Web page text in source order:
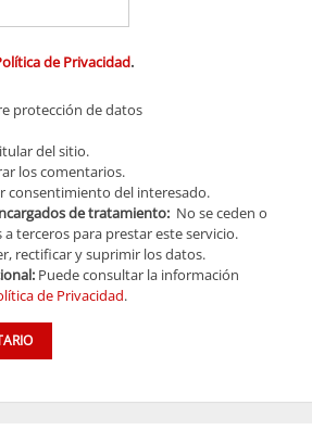
de Privacidad.
protección de datos
del sitio.
los comentarios.
del interesado.
de tratamiento:No se ceden o
terceros para prestar este servicio.
rectificar y suprimir los datos.
Puede consultar la información
de Privacidad.